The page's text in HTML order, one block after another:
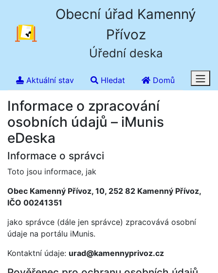
Obecní úřad Kamenný
Přívoz
Úřední deska
Aktuální stav Hledat Domů
Informace o zpracování
osobních údajů – iMunis
eDeska
Informace o správci
Toto jsou informace, jak
Obec Kamenný Přívoz, 10, 252 82 Kamenný Přívoz,
IČO 00241351
jako správce (dále jen správce) zpracovává osobní
údaje na portálu iMunis.
Kontaktní údaje: urad@kamennyprivoz.cz